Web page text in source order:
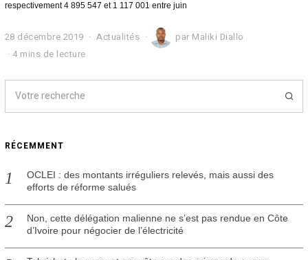
respectivement 4 895 547 et 1 117 001 entre juin
28 décembre 2019
d
e
m
0
1
Actualités par Maliki Diallo
4 mins de lecture
RÉCEMMENT
OCLEI : des montants irréguliers relevés, mais aussi des
efforts de réforme salués
Non, cette délégation malienne ne s’est pas rendue en Côte
d’Ivoire pour négocier de l’électricité